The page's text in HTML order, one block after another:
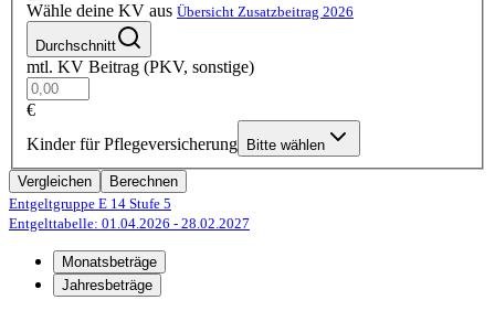
Wähle deine KV aus Übersicht Zusatzbeitrag 2026
Durchschnitt
mtl. KV Beitrag (PKV, sonstige)
€
Kinder für Pflegeversicherung
Bitte wählen
Vergleichen
Berechnen
Entgeltgruppe E 14 Stufe 5
Entgelttabelle: 01.04.2026 - 28.02.2027
Monatsbeträge
Jahresbeträge